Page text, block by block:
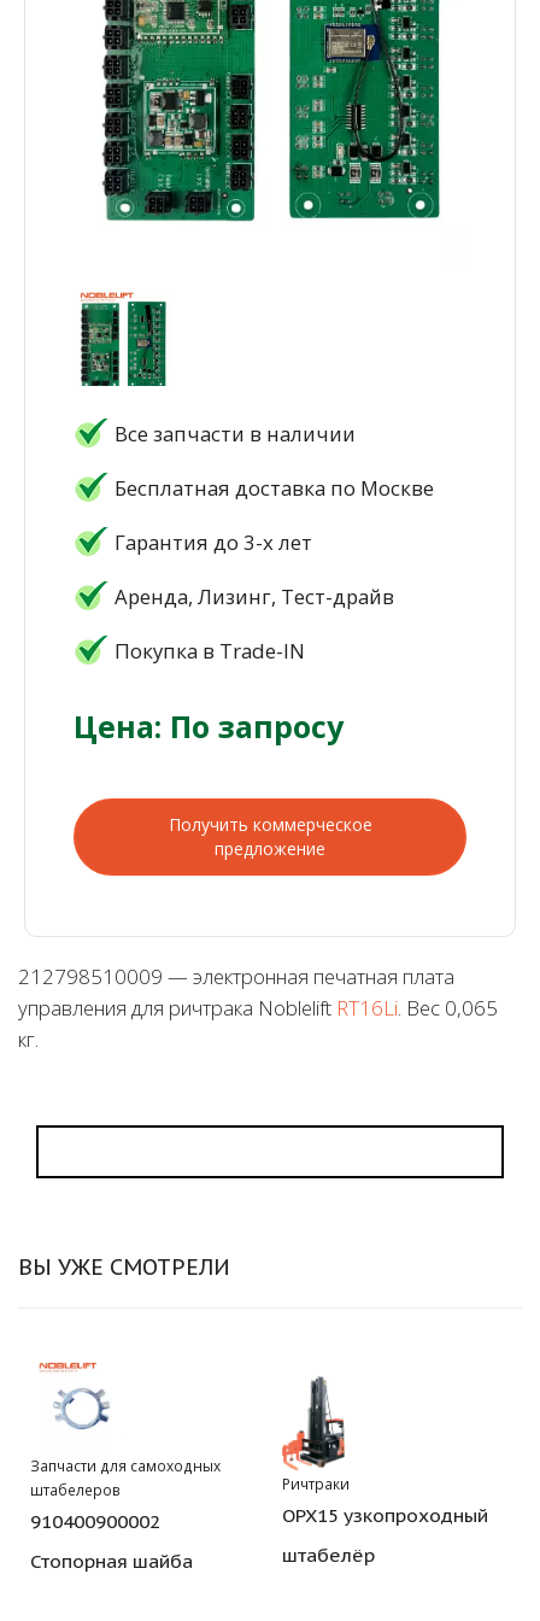
Все запчасти в наличии
Бесплатная доставка по Москве
Гарантия до 3-х лет
Аренда, Лизинг, Тест-драйв
Покупка в Trade-IN
Цена: По запросу
Получить коммерческое
предложение
212798510009 — электронная печатная плата
управления для ричтрака Noblelift RT16Li. Вес 0,065
кг.
ВЫ УЖЕ СМОТРЕЛИ
Запчасти для самоходных
штабелеров
910400900002
Стопорная шайба
Ричтраки
OPX15 узкопроходный
штабелёр